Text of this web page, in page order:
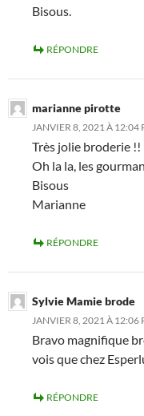
Bisous.
RÉPONDRE
marianne pirotte
JANVIER 8, 2021 À 12:04
Très jolie broderie !!
Oh la la, les
Bisous
Marianne
RÉPONDRE
Sylvie Mamie brode
JANVIER 8, 2021 À 12:06
Bravo magnifique
vois que chez
RÉPONDRE